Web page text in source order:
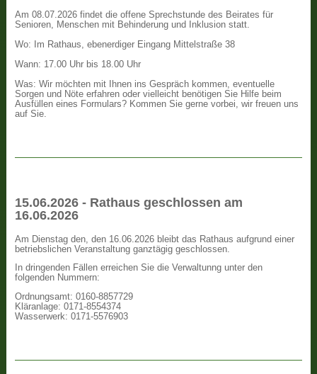
Am 08.07.2026 findet die offene Sprechstunde des Beirates für
Senioren, Menschen mit Behinderung und Inklusion statt.
Wo: Im Rathaus, ebenerdiger Eingang Mittelstraße 38
Wann: 17.00 Uhr bis 18.00 Uhr
Was: Wir möchten mit Ihnen ins Gespräch kommen, eventuelle
Sorgen und Nöte erfahren oder vielleicht benötigen Sie Hilfe beim
Ausfüllen eines Formulars? Kommen Sie gerne vorbei, wir freuen uns
auf Sie.
15.06.2026 - Rathaus geschlossen am
16.06.2026
Am Dienstag den, den 16.06.2026 bleibt das Rathaus aufgrund einer
betriebslichen Veranstaltung ganztägig geschlossen.
In dringenden Fällen erreichen Sie die Verwaltunng unter den
folgenden Nummern:
Ordnungsamt: 0160-8857729
Kläranlage: 0171-8554374
Wasserwerk: 0171-5576903